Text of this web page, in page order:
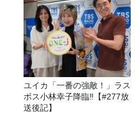
ユイカ「一番の強敵！」ラス
ボス小林幸子降臨‼【#277放
送後記】